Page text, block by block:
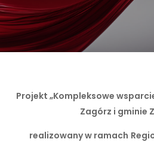
Projekt „Kompleksowe
Zagórz i gminie
realizowany w ramach